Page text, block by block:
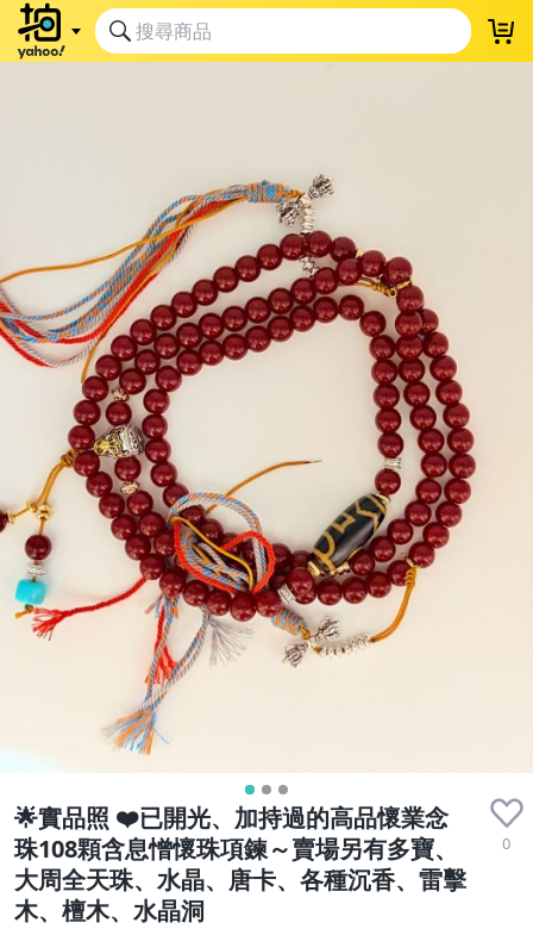
🌟實品照 ❤️已開光、加持過的高品懷業念
珠108顆含息憎懷珠項鍊～賣場另有多寶、
大周全天珠、水晶、唐卡、各種沉香、雷擊
木、檀木、水晶洞
0